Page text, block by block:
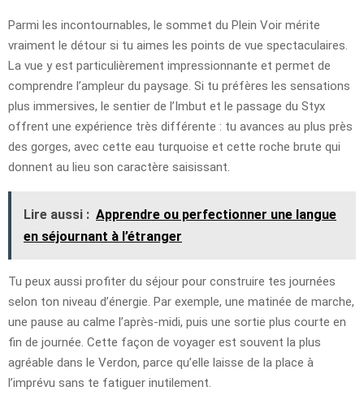
Parmi les incontournables, le sommet du Plein Voir mérite
vraiment le détour si tu aimes les points de vue spectaculaires.
La vue y est particulièrement impressionnante et permet de
comprendre l’ampleur du paysage. Si tu préfères les sensations
plus immersives, le sentier de l’Imbut et le passage du Styx
offrent une expérience très différente : tu avances au plus près
des gorges, avec cette eau turquoise et cette roche brute qui
donnent au lieu son caractère saisissant.
Lire aussi : Apprendre ou perfectionner une langue
en séjournant à l’étranger
Tu peux aussi profiter du séjour pour construire tes journées
selon ton niveau d’énergie. Par exemple, une matinée de marche,
une pause au calme l’après-midi, puis une sortie plus courte en
fin de journée. Cette façon de voyager est souvent la plus
agréable dans le Verdon, parce qu’elle laisse de la place à
l’imprévu sans te fatiguer inutilement.